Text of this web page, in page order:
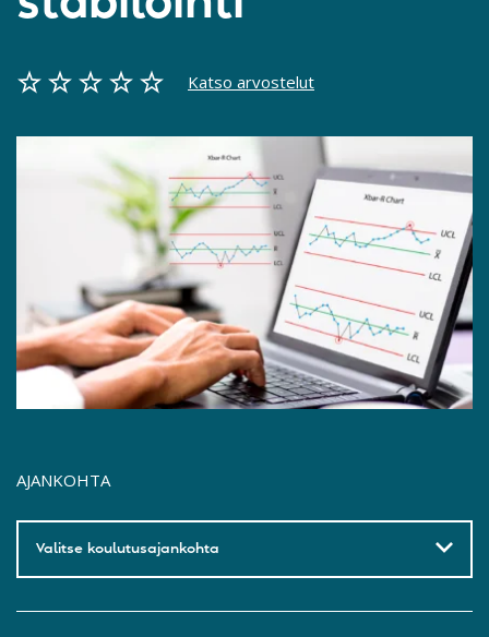
Katso arvostelut
AJANKOHTA
Valitse koulutusajankohta